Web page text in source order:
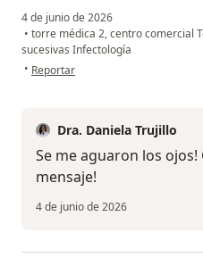
4 de junio de 2026
• torre médica 2, centro comercial
sucesivas Infectología
• en opinión del usuario Fabrizio
Reportar
Dra. Daniela Trujillo
Se me aguaron los
mensaje!
4 de junio de 2026